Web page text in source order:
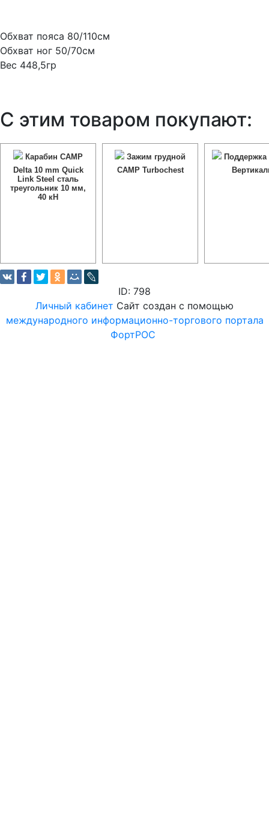
Обхват пояса 80/110см
Обхват ног 50/70см
Вес 448,5гр
С этим товаром покупают:
Карабин CAMP
Delta 10 mm Quick
Link Steel сталь
треугольник 10 мм,
40 кН
Зажим грудной
CAMP Turbochest
Поддержка
ID: 798
Личный кабинет Сайт создан с помощью
международного информационно-торгового портала
ФортРОС